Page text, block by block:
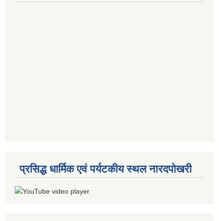
प्रसिद्ध धार्मिक एवं पर्यटकीय स्थल नारदपोखरी